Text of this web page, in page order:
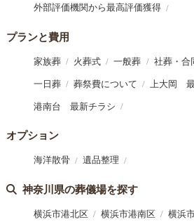
外部評価機関から最高評価獲得
プランと費用
家族葬 火葬式 一般葬 社葬・合
一日葬 葬祭費について 上大岡
港南台 最新チラシ
オプション
海洋散骨 遺品整理
神奈川県の葬儀場を探す
横浜市港北区 横浜市港南区 横浜